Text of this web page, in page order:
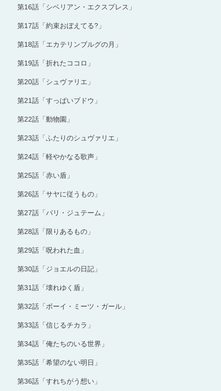
第16話「シベリアン・エクスプレス」
第17話「約束おぼえてる?」
第18話「エカテリンブルグの月」
第19話「折れたココロ」
第20話「シュヴァリエ」
第21話「すっぱいブドウ」
第22話「動物園」
第23話「ふたりのシュヴァリエ」
第24話「軽やかなる歌声」
第25話「赤い盾」
第26話「サヤに従うもの」
第27話「パリ・ジュテーム」
第28話「限りあるもの」
第29話「呪われた血」
第30話「ジョエルの日記」
第31話「壊れゆく盾」
第32話「ボーイ・ミーツ・ガール」
第33話「信じるチカラ」
第34話「俺たちのいる世界」
第35話「希望のない明日」
第36話「すれちがう想い」